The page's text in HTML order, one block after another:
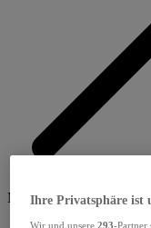
Menü schliessen
Ihre Privatsphäre ist
Wir und unsere293-Partner